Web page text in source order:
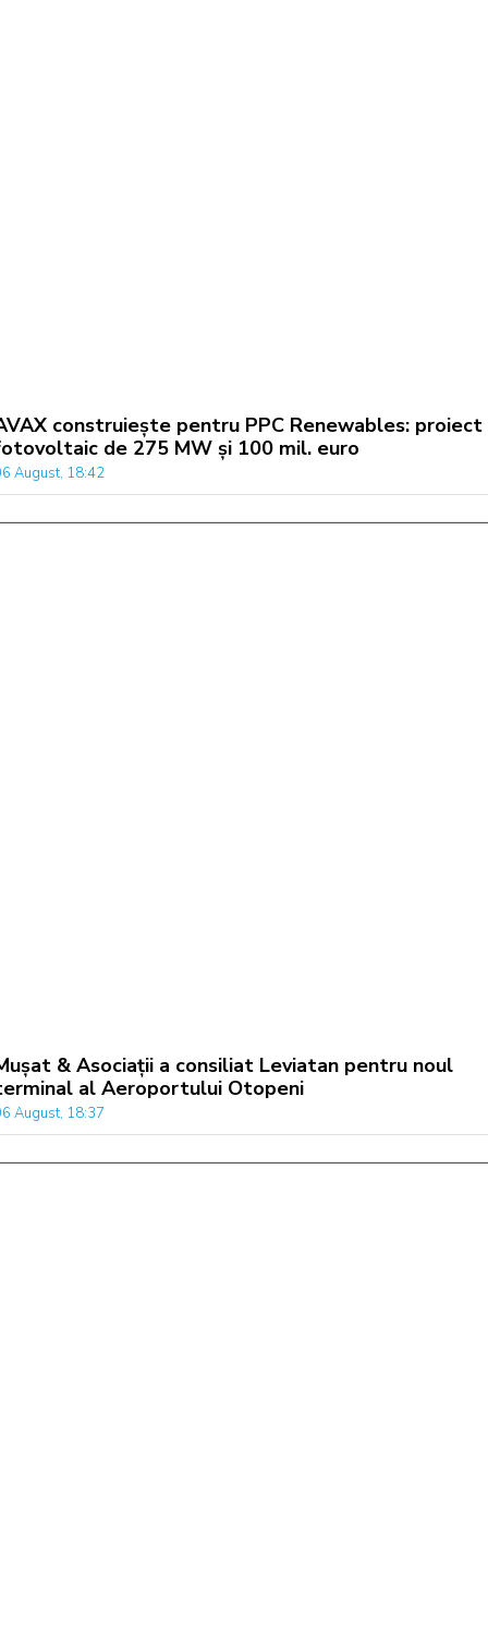
construiește pentru PPC Renewables: proiect
de 275 MW și 100 mil. euro
August, 18:42
& Asociații a consiliat Leviatan pentru noul
al Aeroportului Otopeni
August, 18:37